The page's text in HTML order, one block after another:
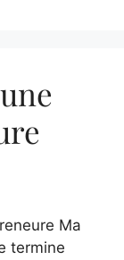
Ma
termine